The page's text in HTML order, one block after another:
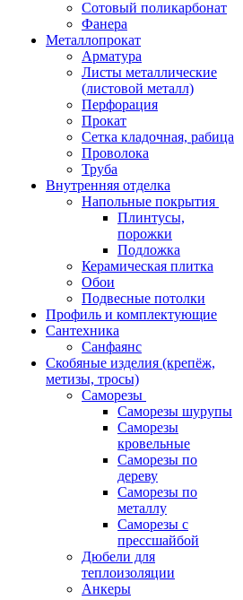
Сотовый поликарбонат
Фанера
Металлопрокат
Арматура
Листы металлические
(листовой металл)
Перфорация
Прокат
Сетка кладочная, рабица
Проволока
Труба
Внутренняя отделка
Напольные покрытия
Плинтусы,
порожки
Подложка
Керамическая плитка
Обои
Подвесные потолки
Профиль и комплектующие
Сантехника
Санфаянс
Скобяные изделия (крепёж,
метизы, тросы)
Саморезы
Саморезы шурупы
Саморезы
кровельные
Саморезы по
дереву
Саморезы по
металлу
Саморезы с
прессшайбой
Дюбели для
теплоизоляции
Анкеры